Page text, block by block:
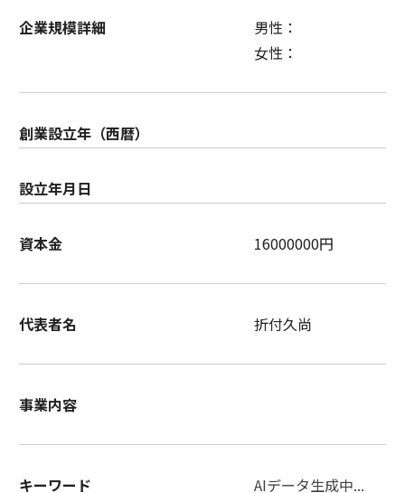
企業規模詳細
男性：
女性：
創業設立年（西暦）
設立年月日
資本金 16000000円
代表者名 折付久尚
事業内容
キーワード AIデータ生成中...